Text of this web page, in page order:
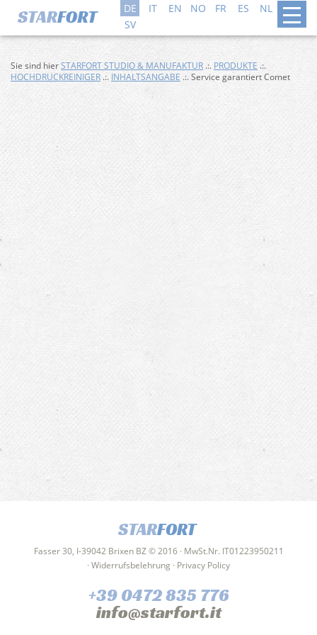
DE IT EN NO FR ES NL
DA
SV
Sie sind hierSTARFORT STUDIO & MANUFAKTUR .:. PRODUKTE .:.
HOCHDRUCKREINIGER .:. INHALTSANGABE .:. Service garantiert Comet
STARFORT
Fasser 30, I-39042 Brixen BZ © 2016 · MwSt.Nr. IT01223950211
· Widerrufsbelehrung · Privacy Policy
+39 0472 835 776
info@starfort.it